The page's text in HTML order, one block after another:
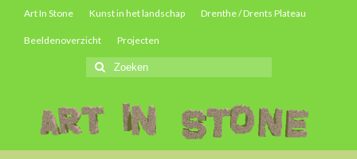
Art In Stone Kunst in het landschap Drenthe / Drents Plateau
Beeldenoverzicht Projecten
Zoeken
naar: